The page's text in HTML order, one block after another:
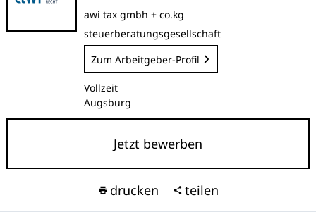
awi tax gmbh + co.kg
steuerberatungsgesellschaft
Zum Arbeitgeber-Profil
Vollzeit
Augsburg
Jetzt bewerben
drucken teilen